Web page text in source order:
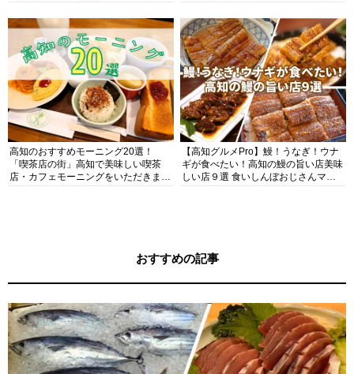
高知のおすすめモーニング20選！
「喫茶店の街」高知で美味しい喫茶
店・カフェモーニングをいただきま
【高知グルメPro】鰻！うなぎ！ウナ
ギが食べたい！高知の鰻の旨い店美味
しい店９選 食いしんぼおじさんマッ
おすすめの記事